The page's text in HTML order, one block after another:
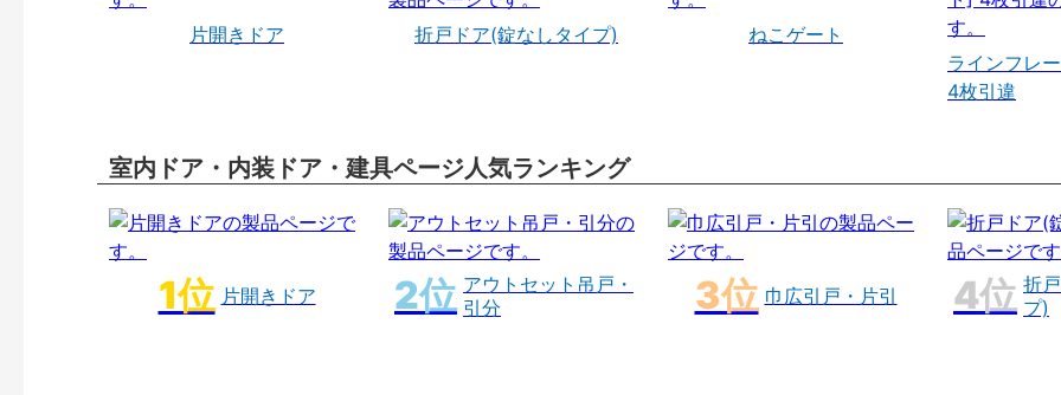
片開きドア 折戸ドア(錠なしタイプ)
ねこゲート
ラインフレ
4枚引違
室内ドア・内装ドア・建具ページ人気ランキング
片開きドア
アウトセット吊戸・
引分
巾広引戸・片引
折
プ)